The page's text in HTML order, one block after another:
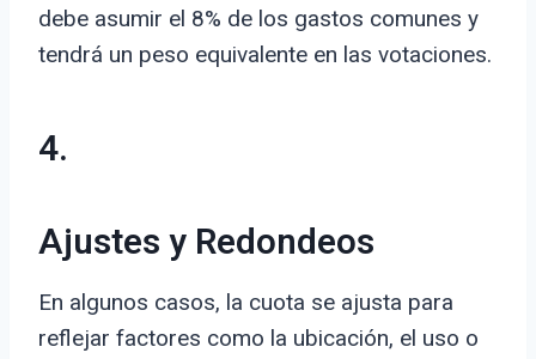
debe asumir el 8% de los gastos comunes y
tendrá un peso equivalente en las votaciones.
4.
Ajustes y Redondeos
En algunos casos, la cuota se ajusta para
reflejar factores como la ubicación, el uso o